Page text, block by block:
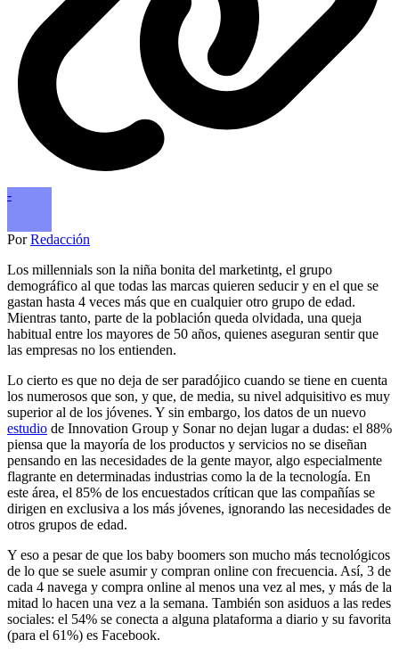
-
PorRedacción
Los millennials son la niña bonita del marketintg, el grupo
demográfico al que todas las marcas quieren seducir y en el que se
gastan hasta 4 veces más que en cualquier otro grupo de edad.
Mientras tanto, parte de la población queda olvidada, una queja
habitual entre los mayores de 50 años, quienes aseguran sentir que
las empresas no los entienden.
Lo cierto es que no deja de ser paradójico cuando se tiene en cuenta
los numerosos que son, y que, de media, su nivel adquisitivo es muy
superior al de los jóvenes. Y sin embargo, los datos de un nuevo
estudio de Innovation Group y Sonar no dejan lugar a dudas: el 88%
piensa que la mayoría de los productos y servicios no se diseñan
pensando en las necesidades de la gente mayor, algo especialmente
flagrante en determinadas industrias como la de la tecnología. En
este área, el 85% de los encuestados crítican que las compañías se
dirigen en exclusiva a los más jóvenes, ignorando las necesidades de
otros grupos de edad.
Y eso a pesar de que los baby boomers son mucho más tecnológicos
de lo que se suele asumir y compran online con frecuencia. Así, 3 de
cada 4 navega y compra online al menos una vez al mes, y más de la
mitad lo hacen una vez a la semana. También son asiduos a las redes
sociales: el 54% se conecta a alguna plataforma a diario y su favorita
(para el 61%) es Facebook.